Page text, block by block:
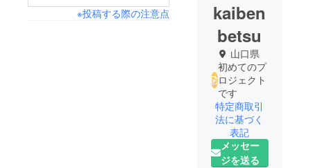
※投稿する際の注意点
kaiben
betsu
山口県
初めてのプ
ロジェクト
です
特定商取引
法に基づく
表記
メッセー
ジを送る